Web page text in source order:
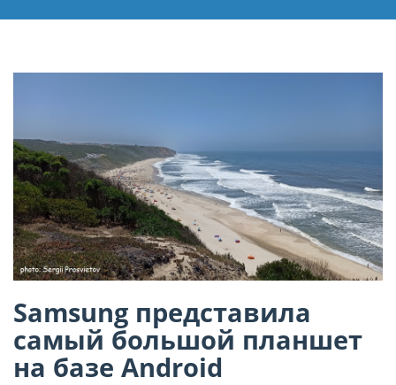
Samsung представила
самый большой планшет
на базе Android